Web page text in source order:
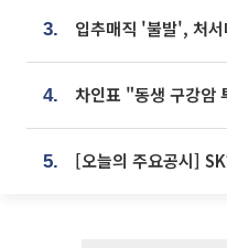
3. 입추매직 '불발', 처
4.
5.